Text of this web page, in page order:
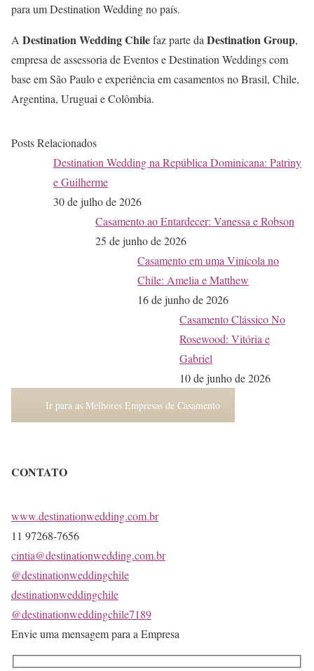
para um Destination Wedding no país.
A Destination Wedding Chilefaz parte da Destination Group,
empresa de assessoria de Eventos e Destination Weddings com
base em São Paulo e experiência em casamentos no Brasil, Chile,
Argentina, Uruguai e Colômbia.
Posts Relacionados
Destination Wedding na República Dominicana: Patriny
e Guilherme
30 de julho de 2026
Casamento ao Entardecer: Vanessa e Robson
25 de junho de 2026
Casamento em uma Vinícola no
Chile: Amelia e Matthew
16 de junho de 2026
Casamento Clássico No
Rosewood: Vitória e
Gabriel
10 de junho de 2026
Ir para as Melhores Empresas de Casamento
CONTATO
www.destinationwedding.com.br
11 97268-7656
cintia@destinationwedding.com.br
@destinationweddingchile
destinationweddingchile
@destinationweddingchile7189
Envie uma mensagem para a Empresa